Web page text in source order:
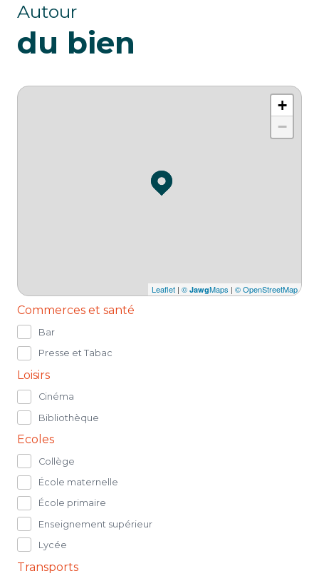
Autour
du bien
+
−
Leaflet | © JawgMaps | © OpenStreetMap
Commerces et santé
Bar
Presse et Tabac
Loisirs
Cinéma
Bibliothèque
Ecoles
Collège
École maternelle
École primaire
Enseignement supérieur
Lycée
Transports